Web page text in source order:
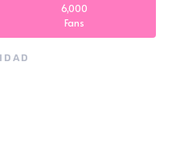
6,000
Fans